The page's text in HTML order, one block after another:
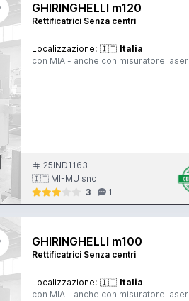
GHIRINGHELLI m120
Rettificatrici Senza centri
Localizzazione: 🇮🇹 Italia
con MIA - anche con misuratore laser
25IND1163
🇮🇹 MI-MU snc
3
1
GHIRINGHELLI m100
Rettificatrici Senza centri
Localizzazione: 🇮🇹 Italia
con MIA - anche con misuratore laser